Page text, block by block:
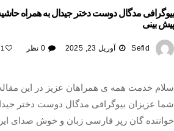
بیوگرافی مدگال دوست دختر جیدال به همراه
پیش بینی
Sefid آوریل 23, 2025 0 نظر 1
سلام خدمت همه ی همراهان عزیز در این
شما عزیزان بیوگرافی مدگال دوست دختر
خواننده گان رپر فارسی زبان و خوش صدای